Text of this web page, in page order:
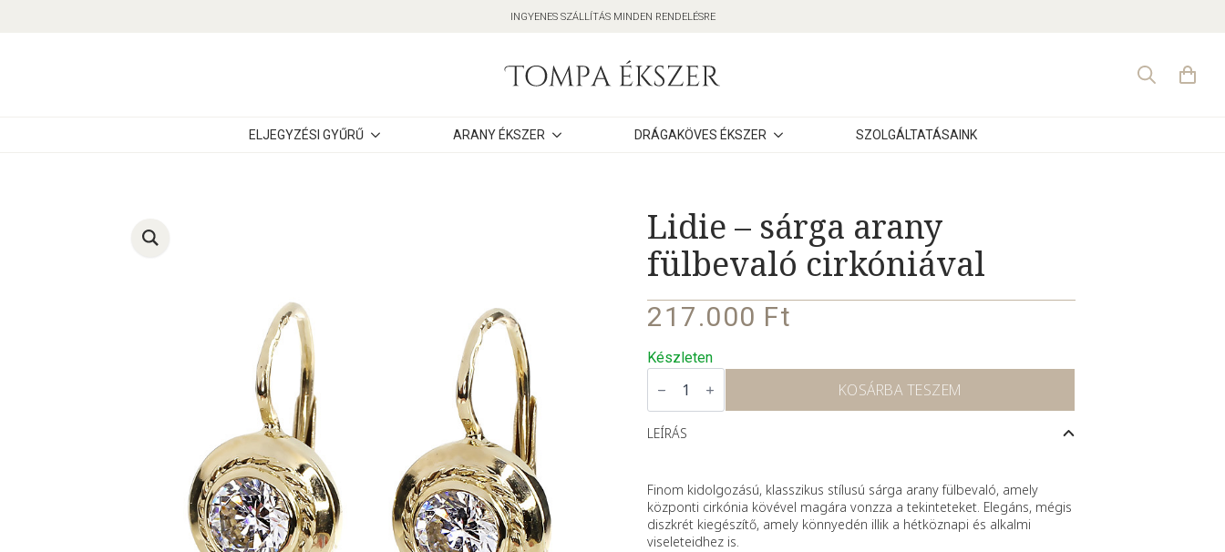
INGYENES SZÁLLÍTÁS MINDEN RENDELÉSRE
ELJEGYZÉSI GYŰRŰ ARANY ÉKSZER DRÁGAKÖVES ÉKSZER SZOLGÁLTATÁSAINK
Lidie – sárga arany
fülbevaló cirkóniával
217.000 Ft
Készleten
Lidie
arany
fülbevaló
KOSÁRBA TESZEM
LEÍRÁS
Finom kidolgozású, klasszikus stílusú sárga arany fülbevaló, amely
központi cirkónia kövével magára vonzza a tekinteteket. Elegáns, mégis
diszkrét kiegészítő, amely könnyedén illik a hétköznapi és alkalmi
viseleteidhez is.